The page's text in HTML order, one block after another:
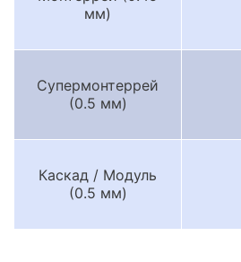
мм)
Супермонтеррей
(0.5 мм)
Каскад / Модуль
(0.5 мм)